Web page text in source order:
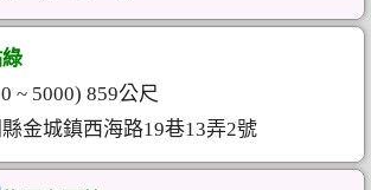
~ 5000) 859公尺
金城鎮西海路19巷13弄2號